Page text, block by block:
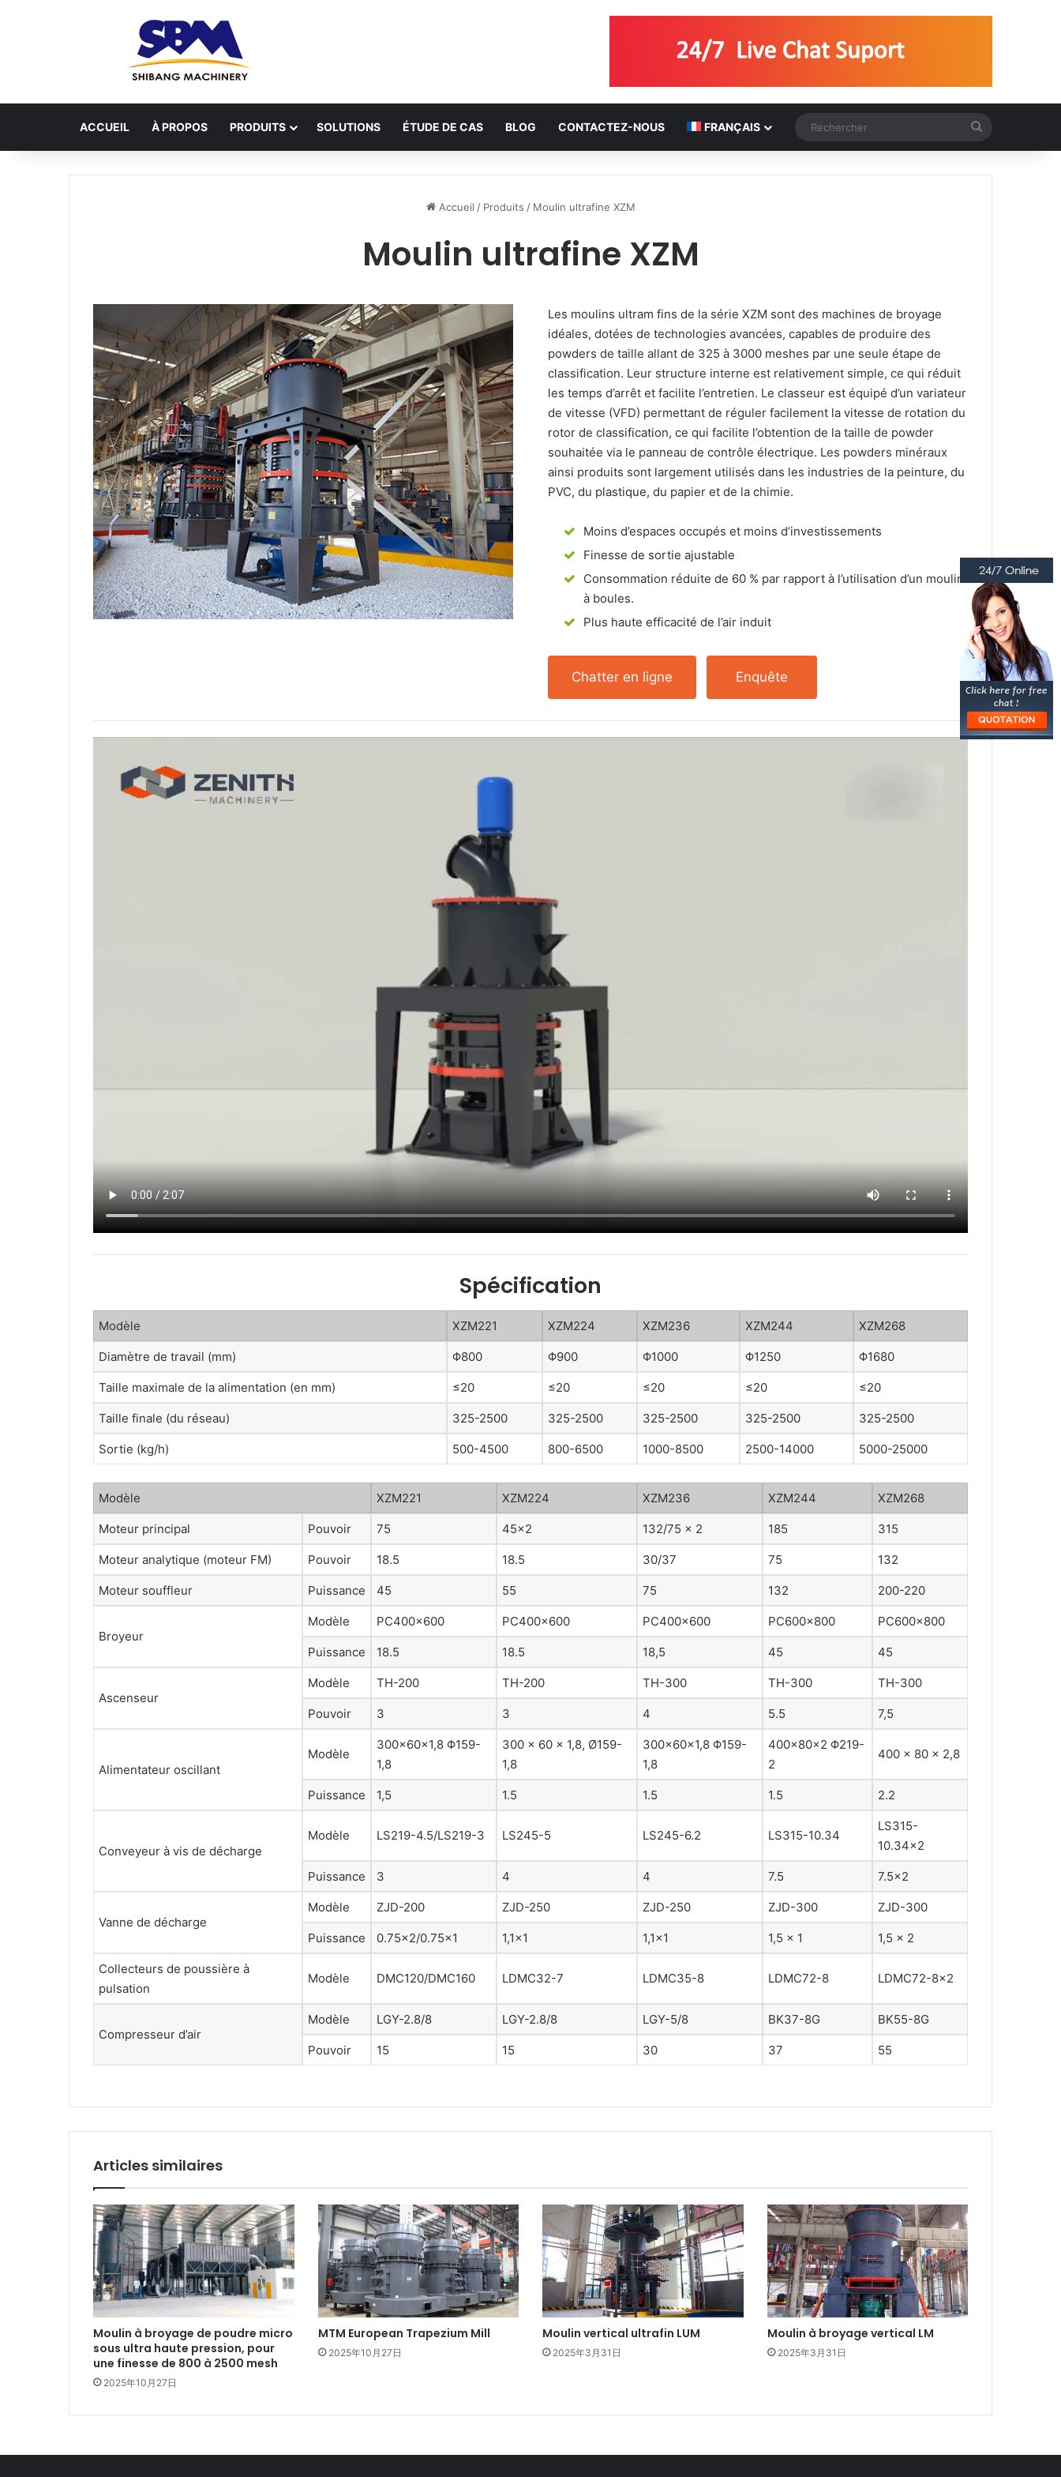
ACCUEIL À PROPOS PRODUITS SOLUTIONS ÉTUDE DE CAS BLOG CONTACTEZ-NOUS FRANÇAIS
Accueil / Produits / Moulin ultrafine XZM
Moulin ultrafine XZM
Les moulins ultram fins de la série XZM sont des machines de broyage
idéales, dotées de technologies avancées, capables de produire des
powders de taille allant de 325 à 3000 meshes par une seule étape de
classification. Leur structure interne est relativement simple, ce qui réduit
les temps d’arrêt et facilite l’entretien. Le classeur est équipé d’un variateur
de vitesse (VFD) permettant de réguler facilement la vitesse de rotation du
rotor de classification, ce qui facilite l’obtention de la taille de powder
souhaitée via le panneau de contrôle électrique. Les powders minéraux
ainsi produits sont largement utilisés dans les industries de la peinture, du
PVC, du plastique, du papier et de la chimie.
Moins d’espaces occupés et moins d’investissements
Finesse de sortie ajustable
Consommation réduite de 60 % par rapport à l’utilisation d’un moulin
à boules.
Plus haute efficacité de l’air induit
Chatter en ligne Enquête
Spécification
Modèle XZM221 XZM224 XZM236 XZM244 XZM268
Diamètre de travail (mm) Φ800 Φ900 Φ1000 Φ1250 Φ1680
Taille maximale de la alimentation (en mm) ≤20 ≤20 ≤20 ≤20 ≤20
Taille finale (du réseau) 325-2500 325-2500 325-2500 325-2500 325-2500
Sortie (kg/h) 500-4500 800-6500 1000-8500 2500-14000 5000-25000
Modèle XZM221 XZM224 XZM236 XZM244 XZM268
Moteur principal Pouvoir 75 45×2 132/75 × 2 185 315
Moteur analytique (moteur FM) Pouvoir 18.5 18.5 30/37 75 132
Moteur souffleur Puissance 45 55 75 132 200-220
Broyeur
Modèle PC400×600 PC400×600 PC400×600 PC600×800 PC600×800
Puissance 18.5 18.5 18,5 45 45
Ascenseur
Modèle TH-200 TH-200 TH-300 TH-300 TH-300
Pouvoir 3 3 4 5.5 7,5
Alimentateur oscillant
Modèle
300×60×1,8 Φ159-
1,8
300 × 60 × 1,8, Ø159-
1,8
300×60×1,8 Φ159-
1,8
400×80×2 Φ219-
2
400 × 80 × 2,8
Puissance 1,5 1.5 1.5 1.5 2.2
Conveyeur à vis de décharge
Modèle LS219-4.5/LS219-3 LS245-5 LS245-6.2 LS315-10.34
LS315-
10.34×2
Puissance 3 4 4 7.5 7.5×2
Vanne de décharge
Modèle ZJD-200 ZJD-250 ZJD-250 ZJD-300 ZJD-300
Puissance 0.75×2/0.75×1 1,1×1 1,1×1 1,5 × 1 1,5 × 2
Collecteurs de poussière à
pulsation
Modèle DMC120/DMC160 LDMC32-7 LDMC35-8 LDMC72-8 LDMC72-8×2
Compresseur d’air
Modèle LGY-2.8/8 LGY-2.8/8 LGY-5/8 BK37-8G BK55-8G
Pouvoir 15 15 30 37 55
Articles similaires
Moulin à broyage de poudre micro
sous ultra haute pression, pour
une finesse de 800 à 2500 mesh
2025年10月27日
MTM European Trapezium Mill
2025年10月27日
Moulin vertical ultrafin LUM
2025年3月31日
Moulin à broyage vertical LM
2025年3月31日